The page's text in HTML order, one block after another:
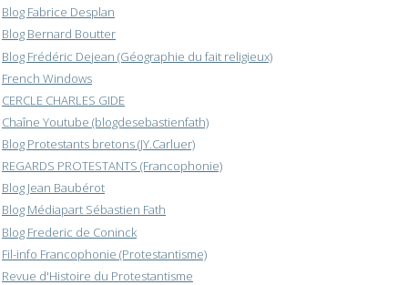
Blog Fabrice Desplan
Blog Bernard Boutter
Blog Frédéric Dejean (Géographie du fait religieux)
French Windows
CERCLE CHARLES GIDE
Chaîne Youtube (blogdesebastienfath)
Blog Protestants bretons (JY.Carluer)
REGARDS PROTESTANTS (Francophonie)
Blog Jean Baubérot
Blog Médiapart Sébastien Fath
Blog Frederic de Coninck
Fil-info Francophonie (Protestantisme)
Revue d'Histoire du Protestantisme